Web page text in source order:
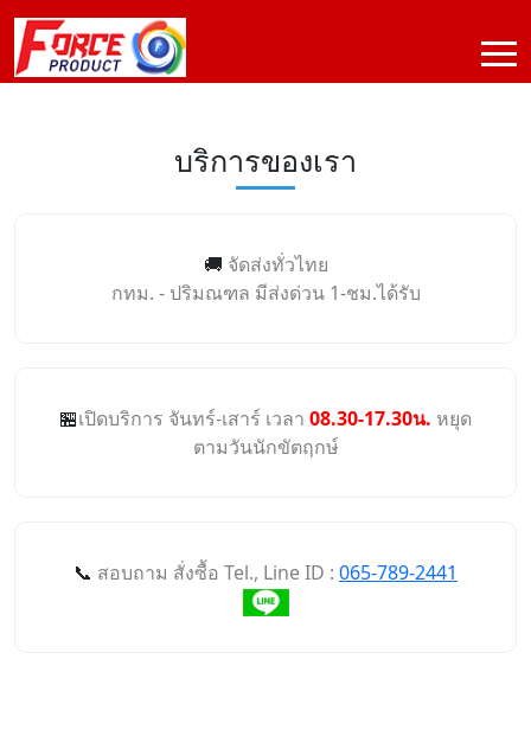
บริการของเรา
🚚 จัดส่งทั่วไทย
กทม. - ปริมณฑล มีส่งด่วน 1-ชม.ได้รับ
🏪เปิดบริการ จันทร์-เสาร์ เวลา 08.30-17.30น. หยุด
ตามวันนักขัตฤกษ์
📞 สอบถาม สั่งซื้อ Tel., Line ID : 065-789-2441